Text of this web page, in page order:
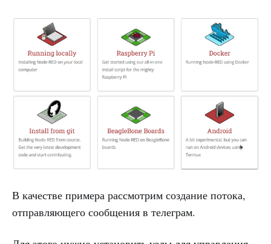
В качестве примера рассмотрим создание потока,
отправляющего сообщения в телеграм.